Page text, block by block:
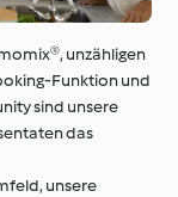
unzähligen
Funktion und
sind unsere
das
unsere